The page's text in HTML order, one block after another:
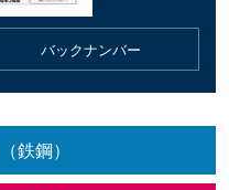
バックナンバー
鉄鋼）